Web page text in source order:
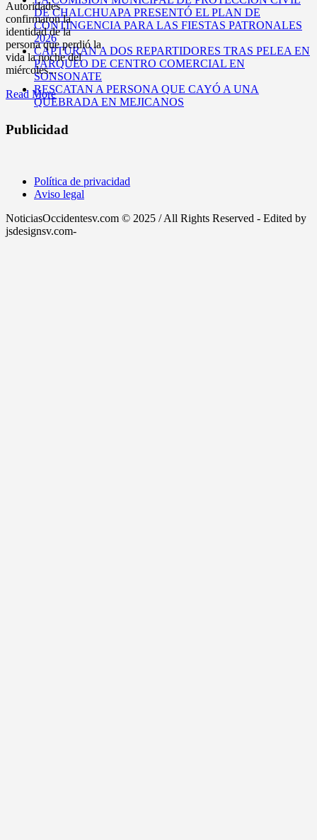
Autoridades
confirmaron la
identidad de la
persona que perdió la
vida la noche del
miércoles...
Read More
DE CHALCHUAPA PRESENTÓ EL PLAN DE
CONTINGENCIA PARA LAS FIESTAS PATRONALES
2026
CAPTURAN A DOS REPARTIDORES TRAS PELEA EN
PARQUEO DE CENTRO COMERCIAL EN
SONSONATE
RESCATAN A PERSONA QUE CAYÓ A UNA
QUEBRADA EN MEJICANOS
Publicidad
Política de privacidad
Aviso legal
NoticiasOccidentesv.com © 2025 / All Rights Reserved - Edited by
jsdesignsv.com-